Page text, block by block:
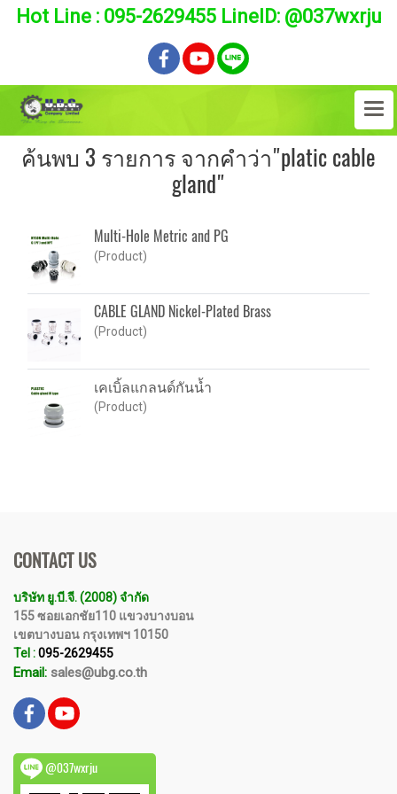
Hot Line : 095-2629455 LineID: @037wxrju
ค้นพบ 3 รายการ จากคำว่า"platic cable
gland"
Multi-Hole Metric and PG
(Product)
CABLE GLAND Nickel-Plated Brass
(Product)
เคเบิ้ลแกลนด์กันน้ำ
(Product)
CONTACT US
บริษัท ยู.บี.จี. (2008) จำกัด
155 ซอยเอกชัย110 แขวงบางบอน
เขตบางบอน กรุงเทพฯ 10150
Tel :095-2629455
Email: sales@ubg.co.th
@037wxrju